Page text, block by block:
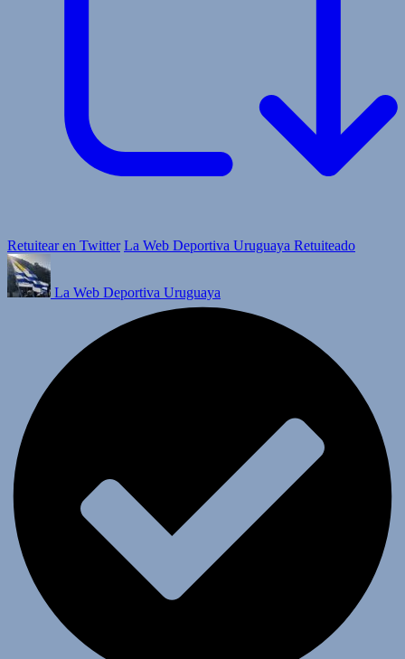
Retuitear en Twitter La Web Deportiva Uruguaya Retuiteado
La Web Deportiva Uruguaya